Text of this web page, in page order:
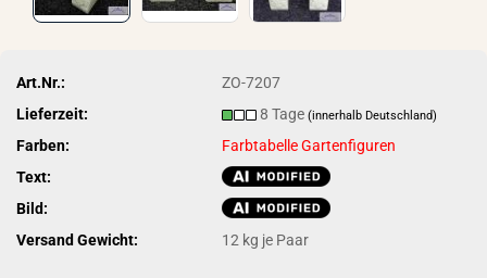
Art.Nr.:
ZO-7207
Lieferzeit:
8 Tage(innerhalb Deutschland)
Farben:
Farbtabelle Gartenfiguren
Text:
Bild:
Versand Gewicht:
12 kg je Paar